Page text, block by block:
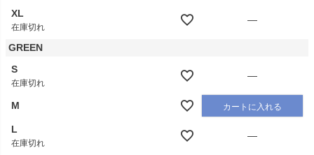
XL
在庫切れ
—
GREEN
S
在庫切れ
—
M カートに入れる
L
在庫切れ
—